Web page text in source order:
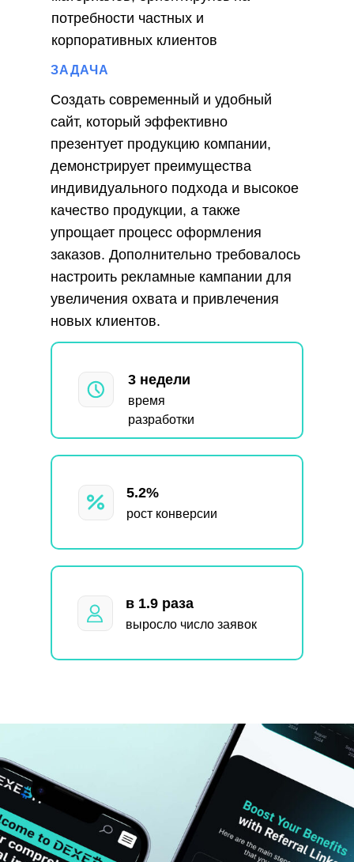
потребности частных и
корпоративных клиентов
Создать современный и удобный
сайт, который эффективно
презентует продукцию компании,
демонстрирует преимущества
индивидуального подхода и высокое
качество продукции, а также
упрощает процесс оформления
заказов. Дополнительно требовалось
настроить рекламные кампании для
увеличения охвата и привлечения
новых клиентов.
ЗАДАЧА
3 недели
время
разработки
5.2%
рост конверсии
в 1.9 раза
выросло число заявок